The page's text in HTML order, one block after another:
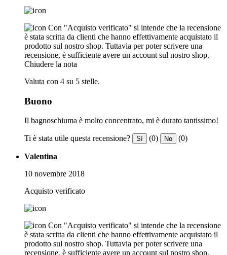
Con "Acquisto verificato" si intende che la recensione
è stata scritta da clienti che hanno effettivamente acquistato il
prodotto sul nostro shop. Tuttavia per poter scrivere una
recensione, è sufficiente avere un account sul nostro shop.
Chiudere la nota
Valuta con 4 su 5 stelle.
Buono
Il bagnoschiuma è molto concentrato, mi è durato tantissimo!
Ti è stata utile questa recensione? Sì (0) No (0)
Valentina
10 novembre 2018
Acquisto verificato
Con "Acquisto verificato" si intende che la recensione
è stata scritta da clienti che hanno effettivamente acquistato il
prodotto sul nostro shop. Tuttavia per poter scrivere una
recensione, è sufficiente avere un account sul nostro shop.